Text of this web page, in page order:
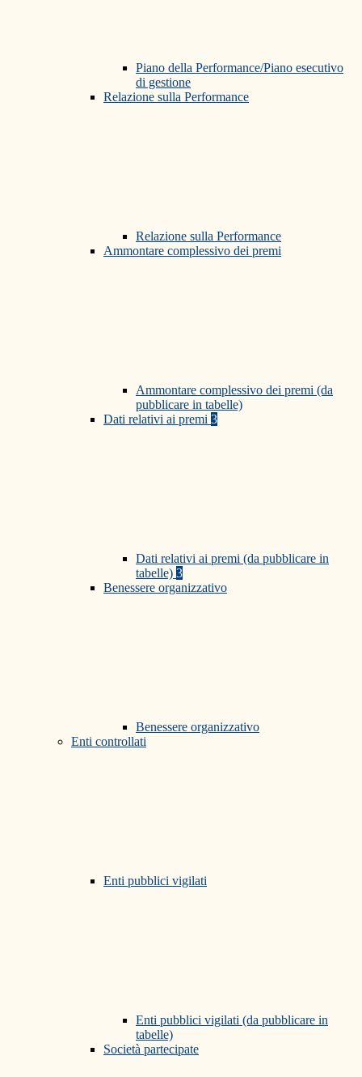
Piano della Performance/Piano esecutivo
di gestione
Relazione sulla Performance
Relazione sulla Performance
Ammontare complessivo dei premi
Ammontare complessivo dei premi (da
pubblicare in tabelle)
Dati relativi ai premi 3
Dati relativi ai premi (da pubblicare in
tabelle) 3
Benessere organizzativo
Benessere organizzativo
Enti controllati
Enti pubblici vigilati
Enti pubblici vigilati (da pubblicare in
tabelle)
Società partecipate